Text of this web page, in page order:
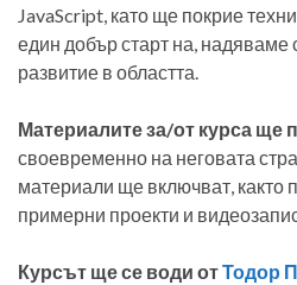
JavaScript, като ще покрие
един добър старт на,
развитие в областта.
Материалите за/от курса ще
своевременно на неговата
материали ще включват, както
примерни проекти и
Курсът ще се води отТодор